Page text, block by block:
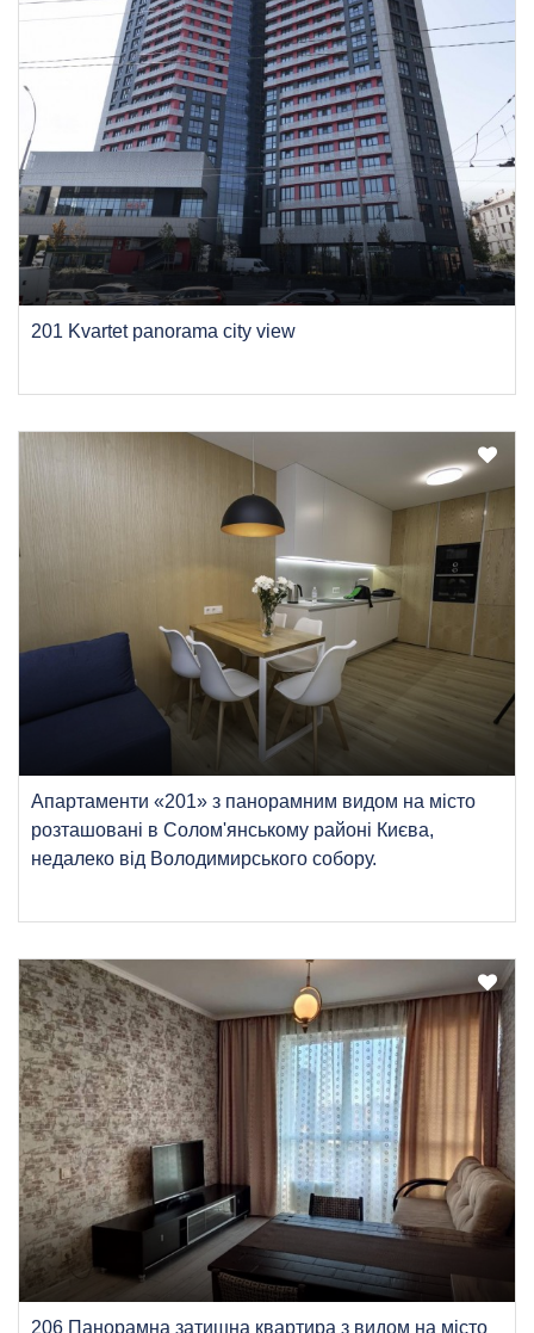
201 Kvartet panorama city view
Апартаменти «201» з панорамним видом на місто
розташовані в Солом'янському районі Києва,
недалеко від Володимирського собору.
206 Панорамна затишна квартира з видом на місто